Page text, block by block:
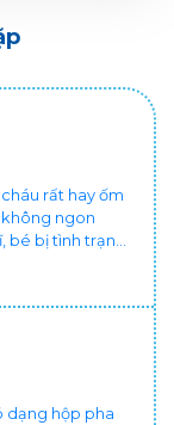
rất hay ốm
không ngon
bé bị tình trạng
ngon giấc hơn
dạng hộp pha